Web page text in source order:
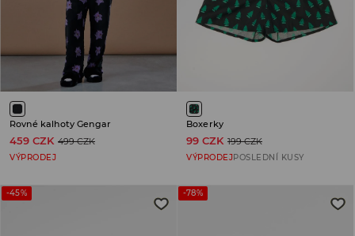
Rovné kalhoty Gengar
459 CZK 499 CZK
VÝPRODEJ
Boxerky
99 CZK 199 CZK
VÝPRODEJPOSLEDNÍ KUSY
-45% -78%